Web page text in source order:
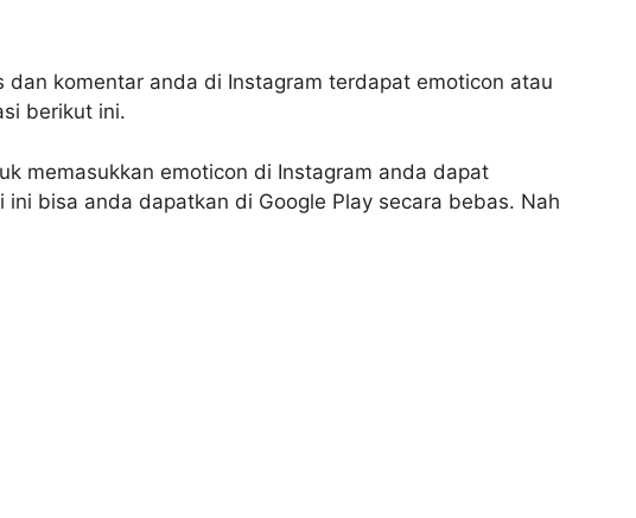
komentar anda di Instagram terdapat emoticon atau
berikut ini.
memasukkan emoticon di Instagram anda dapat
ini bisa anda dapatkan di Google Play secara bebas. Nah